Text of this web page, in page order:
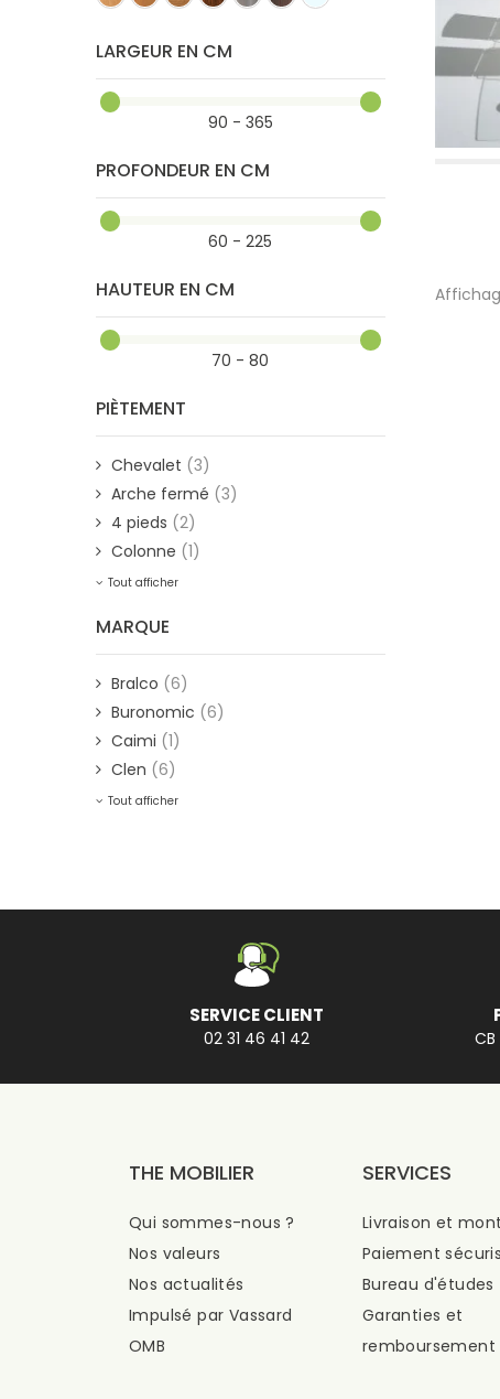
LARGEUR EN CM
90 - 365
PROFONDEUR EN CM
60 - 225
HAUTEUR EN CM
70 - 80
PIÈTEMENT
Chevalet (3)
Arche fermé (3)
4 pieds (2)
Colonne (1)
Tout afficher
MARQUE
Bralco (6)
Buronomic (6)
Caimi (1)
Clen (6)
Tout afficher
SERVICE CLIENT
02 31 46 41 42 CB
THE MOBILIER
Qui sommes-nous ?
Nos valeurs
Nos actualités
Impulsé par Vassard
OMB
SERVICES
Livraison et
Paiement
Bureau d'études
Garanties et
remboursement